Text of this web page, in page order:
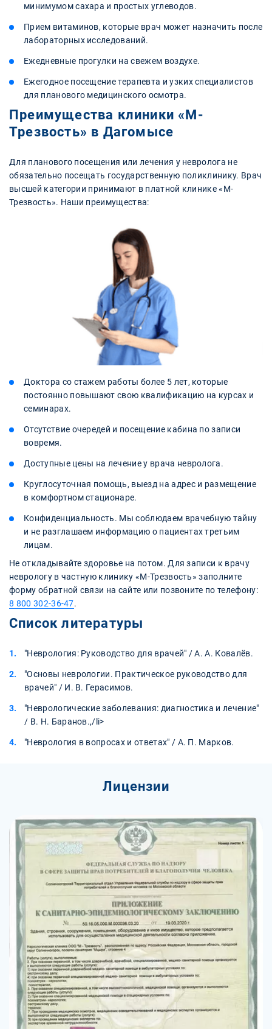
минимумом сахара и простых углеводов.
Прием витаминов, которые врач может назначить после
лабораторных исследований.
Ежедневные прогулки на свежем воздухе.
Ежегодное посещение терапевта и узких специалистов
для планового медицинского осмотра.
Преимущества клиники «М-
Трезвость» в Дагомысе
Для планового посещения или лечения у невролога не
обязательно посещать государственную поликлинику. Врач
высшей категории принимают в платной клинике «М-
Трезвость». Наши преимущества:
Доктора со стажем работы более 5 лет, которые
постоянно повышают свою квалификацию на курсах и
семинарах.
Отсутствие очередей и посещение кабина по записи
вовремя.
Доступные цены на лечение у врача невролога.
Круглосуточная помощь, выезд на адрес и размещение
в комфортном стационаре.
Конфиденциальность. Мы соблюдаем врачебную тайну
и не разглашаем информацию о пациентах третьим
лицам.
Не откладывайте здоровье на потом. Для записи к врачу
неврологу в частную клинику «М-Трезвость» заполните
форму обратной связи на сайте или позвоните по телефону:
8 800 302-36-47.
Список литературы
"Неврология: Руководство для врачей" / А. А. Ковалёв.
"Основы неврологии. Практическое руководство для
врачей" / И. В. Герасимов.
"Неврологические заболевания: диагностика и лечение"
/ В. Н. Баранов.,/li>
"Неврология в вопросах и ответах" / А. П. Марков.
Лицензии